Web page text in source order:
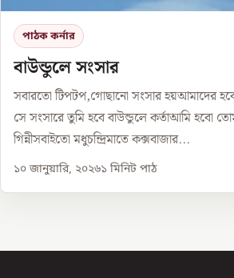
পাঠক কর্নার
বাউন্ডুলে সংসার
সবারতো টিপটপ,গোছানো সংসার হয়আমাদের
সে সংসারে তুমি হবে বাউন্ডুলে কর্তাআমি হবো
গিন্নীসবাইতো মধুচন্দ্রিমাতে কক্সবাজার...
১০ জানুয়ারি, ২০২৬১ মিনিট পাঠ